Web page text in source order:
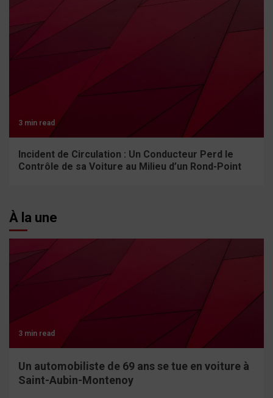
3 min read
Incident de Circulation : Un Conducteur Perd le
Contrôle de sa Voiture au Milieu d’un Rond-Point
À la une
3 min read
Un automobiliste de 69 ans se tue en voiture à
Saint-Aubin-Montenoy